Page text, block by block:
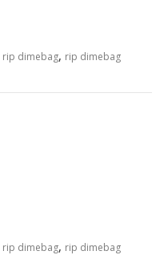
rip dimebag, rip dimebag
rip dimebag, rip dimebag